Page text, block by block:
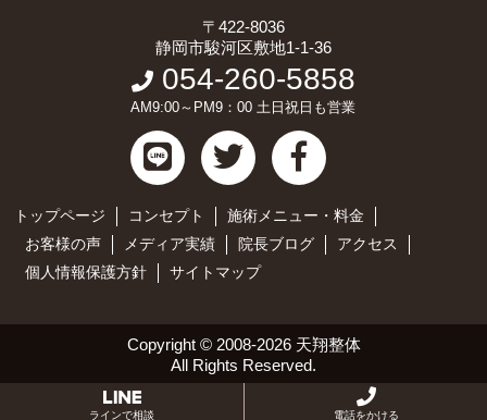
〒422-8036
静岡市駿河区敷地1-1-36
054-260-5858
AM9:00～PM9：00 土日祝日も営業
トップページ コンセプト
施術メニュー・料金
お客様の声
メディア実績 院長ブログ
アクセス
個人情報保護方針
サイトマップ
Copyright © 2008-2026 天翔整体
All Rights Reserved.
ラインで相談 電話をかける